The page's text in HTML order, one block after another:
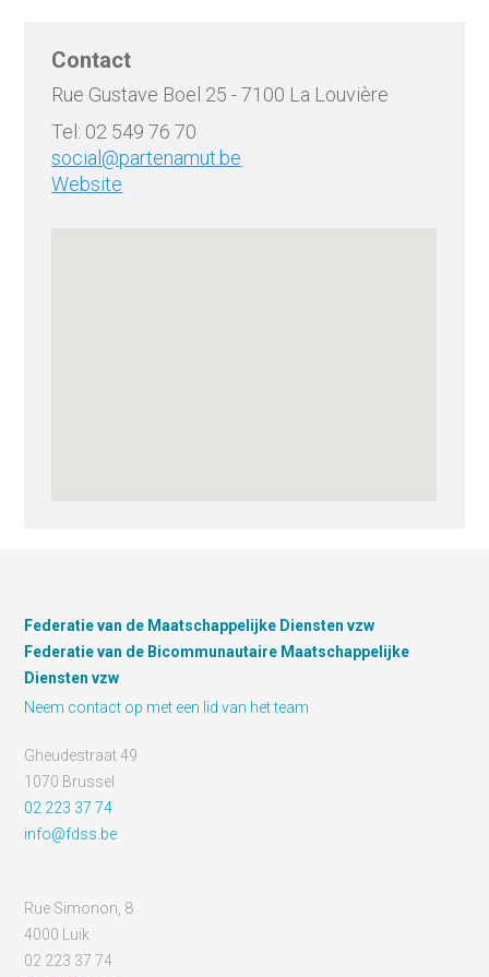
Contact
Rue Gustave Boel 25 - 7100 La Louvière
Tel: 02 549 76 70
social@partenamut.be
Website
Federatie van de Maatschappelijke Diensten vzw
Federatie van de Bicommunautaire Maatschappelijke
Diensten vzw
Neem contact op met een lid van het team
Gheudestraat 49
1070 Brussel
02 223 37 74
info@fdss.be
Rue Simonon, 8
4000 Luik
02 223 37 74